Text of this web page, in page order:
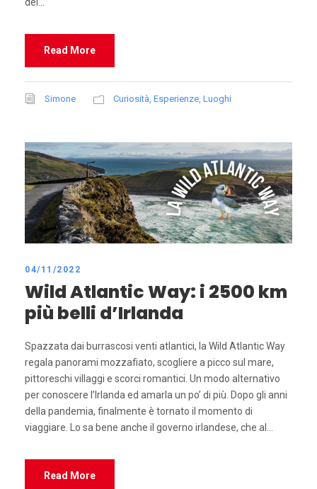
Read More
Simone Curiosità Esperienze Luoghi
04/11/2022
Wild Atlantic Way: i 2500 km
più belli d’Irlanda
Spazzata dai burrascosi venti atlantici, la Wild Atlantic Way
regala panorami mozzafiato, scogliere a picco sul mare,
pittoreschi villaggi e scorci romantici. Un modo alternativo
per conoscere l’Irlanda ed amarla un po’ di più. Dopo gli anni
della pandemia, finalmente è tornato il momento di
viaggiare. Lo sa bene anche il governo irlandese, che al...
Read More